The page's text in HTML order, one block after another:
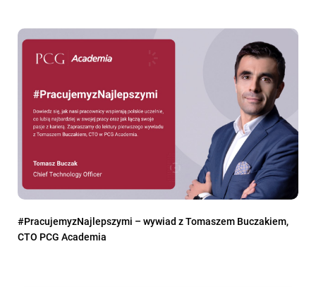
#PracujemyzNajlepszymi – wywiad z Tomaszem Buczakiem,
CTO PCG Academia